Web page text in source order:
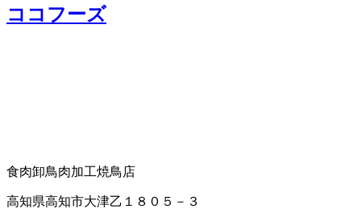
ココフーズ
食肉卸鳥肉加工焼鳥店
高知県高知市大津乙１８０５－３